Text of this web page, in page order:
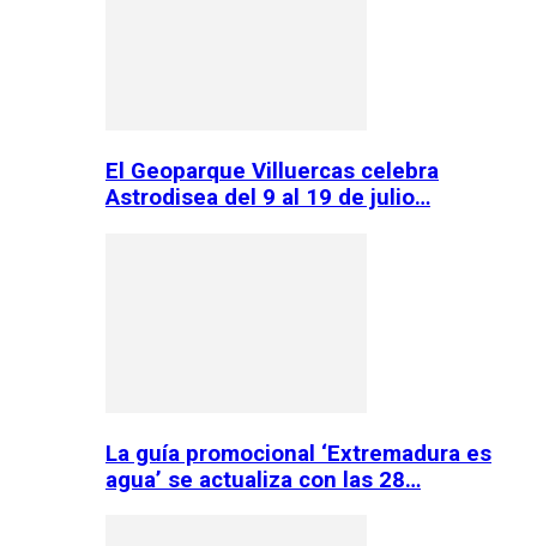
El Geoparque Villuercas celebra
Astrodisea del 9 al 19 de julio…
La guía promocional ‘Extremadura es
agua’ se actualiza con las 28…